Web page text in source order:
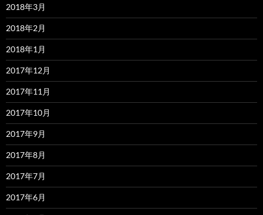
2018年3月
2018年2月
2018年1月
2017年12月
2017年11月
2017年10月
2017年9月
2017年8月
2017年7月
2017年6月